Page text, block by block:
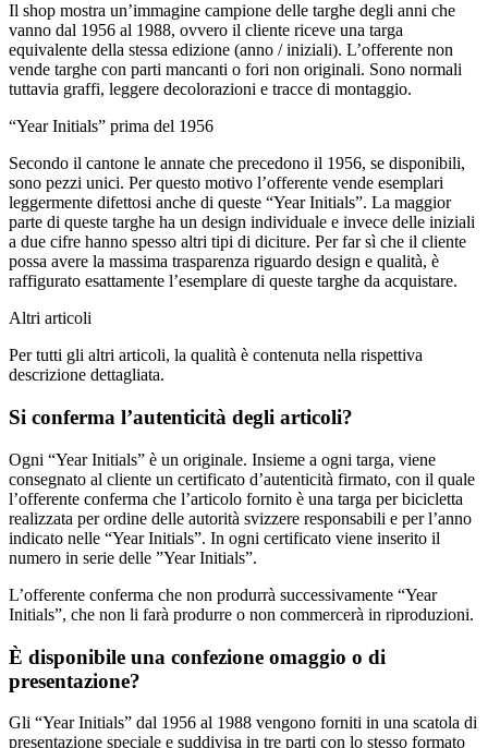
Il shop mostra un’immagine campione delle targhe degli anni che
vanno dal 1956 al 1988, ovvero il cliente riceve una targa
equivalente della stessa edizione (anno / iniziali). L’offerente non
vende targhe con parti mancanti o fori non originali. Sono normali
tuttavia graffi, leggere decolorazioni e tracce di montaggio.
“Year Initials” prima del 1956
Secondo il cantone le annate che precedono il 1956, se disponibili,
sono pezzi unici. Per questo motivo l’offerente vende esemplari
leggermente difettosi anche di queste “Year Initials”. La maggior
parte di queste targhe ha un design individuale e invece delle iniziali
a due cifre hanno spesso altri tipi di diciture. Per far sì che il cliente
possa avere la massima trasparenza riguardo design e qualità, è
raffigurato esattamente l’esemplare di queste targhe da acquistare.
Altri articoli
Per tutti gli altri articoli, la qualità è contenuta nella rispettiva
descrizione dettagliata.
Si conferma l’autenticità degli articoli?
Ogni “Year Initials” è un originale. Insieme a ogni targa, viene
consegnato al cliente un certificato d’autenticità firmato, con il quale
l’offerente conferma che l’articolo fornito è una targa per bicicletta
realizzata per ordine delle autorità svizzere responsabili e per l’anno
indicato nelle “Year Initials”. In ogni certificato viene inserito il
numero in serie delle ”Year Initials”.
L’offerente conferma che non produrrà successivamente “Year
Initials”, che non li farà produrre o non commercerà in riproduzioni.
È disponibile una confezione omaggio o di
presentazione?
Gli “Year Initials” dal 1956 al 1988 vengono forniti in una scatola di
presentazione speciale e suddivisa in tre parti con lo stesso formato